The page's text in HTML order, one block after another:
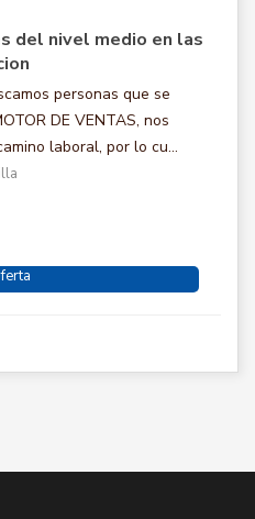
del nivel medio en las
personas que se
DE VENTAS, nos
laboral, por lo cu...